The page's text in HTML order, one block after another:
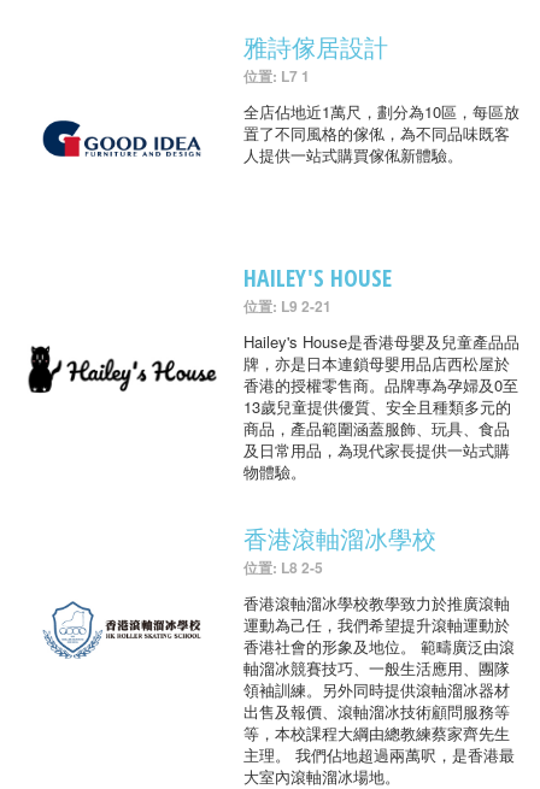
雅詩傢居設計
位置: L7 1
全店佔地近1萬尺，劃分為10區，每區放
置了不同風格的傢俬，為不同品味既客
人提供一站式購買傢俬新體驗。
HAILEY'S HOUSE
位置: L9 2-21
Hailey's House是香港母嬰及兒童產品品
牌，亦是日本連鎖母嬰用品店西松屋於
香港的授權零售商。品牌專為孕婦及0至
13歲兒童提供優質、安全且種類多元的
商品，產品範圍涵蓋服飾、玩具、食品
及日常用品，為現代家長提供一站式購
物體驗。
香港滾軸溜冰學校
位置: L8 2-5
香港滾軸溜冰學校教學致力於推廣滾軸
運動為己任，我們希望提升滾軸運動於
香港社會的形象及地位。 範疇廣泛由滾
軸溜冰競賽技巧、一般生活應用、團隊
領袖訓練。另外同時提供滾軸溜冰器材
出售及報價、滾軸溜冰技術顧問服務等
等，本校課程大綱由總教練蔡家齊先生
主理。 我們佔地超過兩萬呎，是香港最
大室內滾軸溜冰場地。